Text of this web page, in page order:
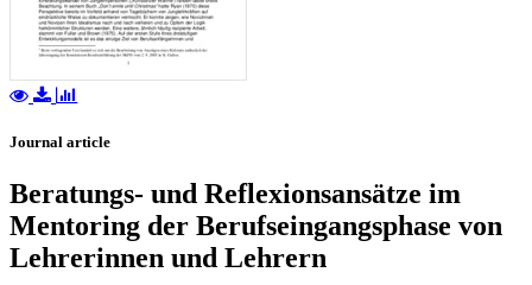
Journal article
Beratungs- und Reflexionsansätze im
Mentoring der Berufseingangsphase von
Lehrerinnen und Lehrern